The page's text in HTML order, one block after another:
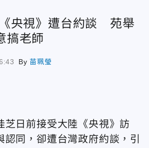
央視》遭台約談 苑舉
搞老師
By 苗珮瑩
芝日前接受大陸《央視》訪
認同，卻遭台灣政府約談，引